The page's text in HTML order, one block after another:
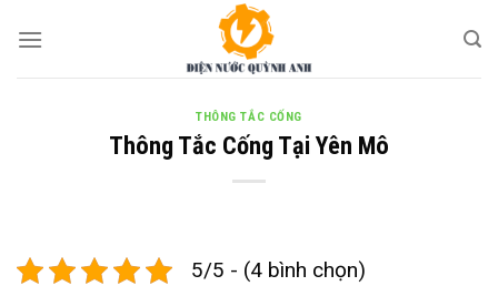
THÔNG TẮC CỐNG
Thông Tắc Cống Tại Yên Mô
5/5 - (4 bình chọn)